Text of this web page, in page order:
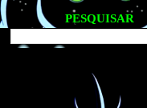
PESQUISAR